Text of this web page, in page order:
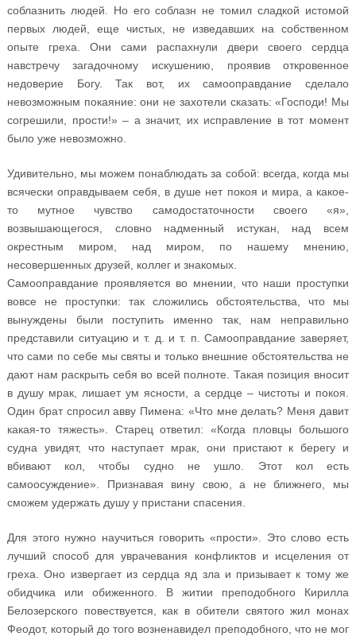
соблазнить людей. Но его соблазн не томил сладкой истомой
первых людей, еще чистых, не изведавших на собственном
опыте греха. Они сами распахнули двери своего сердца
навстречу загадочному искушению, проявив откровенное
недоверие Богу. Так вот, их самооправдание сделало
невозможным покаяние: они не захотели сказать: «Господи! Мы
согрешили, прости!» – а значит, их исправление в тот момент
было уже невозможно.
Удивительно, мы можем понаблюдать за собой: всегда, когда мы
всячески оправдываем себя, в душе нет покоя и мира, а какое-
то мутное чувство самодостаточности своего «я»,
возвышающегося, словно надменный истукан, над всем
окрестным миром, над миром, по нашему мнению,
несовершенных друзей, коллег и знакомых.
Самооправдание проявляется во мнении, что наши проступки
вовсе не проступки: так сложились обстоятельства, что мы
вынуждены были поступить именно так, нам неправильно
представили ситуацию и т. д. и т. п. Самооправдание заверяет,
что сами по себе мы святы и только внешние обстоятельства не
дают нам раскрыть себя во всей полноте. Такая позиция вносит
в душу мрак, лишает ум ясности, а сердце – чистоты и покоя.
Один брат спросил авву Пимена: «Что мне делать? Меня давит
какая-то тяжесть». Старец ответил: «Когда пловцы большого
судна увидят, что наступает мрак, они пристают к берегу и
вбивают кол, чтобы судно не ушло. Этот кол есть
самоосуждение». Признавая вину свою, а не ближнего, мы
сможем удержать душу у пристани спасения.
Для этого нужно научиться говорить «прости». Это слово есть
лучший способ для уврачевания конфликтов и исцеления от
греха. Оно извергает из сердца яд зла и призывает к тому же
обидчика или обиженного. В житии преподобного Кирилла
Белозерского повествуется, как в обители святого жил монах
Феодот, который до того возненавидел преподобного, что не мог